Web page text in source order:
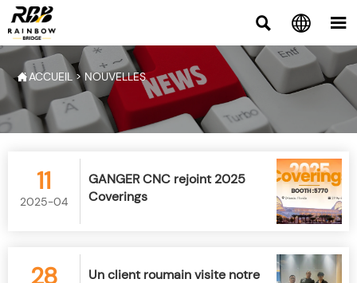
  
ACCUEIL>NOUVELLES
11
2025-04
GANGER CNC rejoint 2025
Coverings
28
Un client roumain visite notre